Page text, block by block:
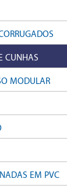
CUNHAS
MODULAR
EM PVC